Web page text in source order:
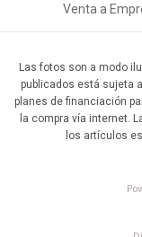
Venta a
Las fotos son a modo
publicados está sujeta
planes de financiación
la compra vía internet.
los artículos